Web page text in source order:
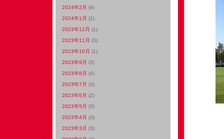
2024年2月 (4)
2024年1月 (1)
2023年12月 (1)
2023年11月 (3)
2023年10月 (1)
2023年9月 (3)
2023年8月 (4)
2023年7月 (3)
2023年6月 (2)
2023年5月 (3)
2023年4月 (3)
2023年3月 (3)